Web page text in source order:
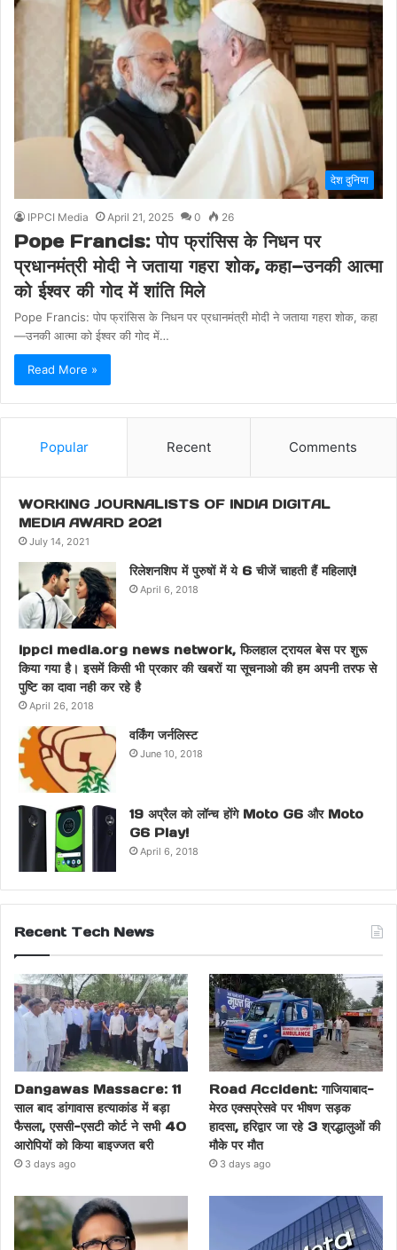
देश दुनिया
IPPCI Media April 21, 2025 0 26
Pope Francis: पोप फ्रांसिस के निधन पर
प्रधानमंत्री मोदी ने जताया गहरा शोक, कहा—उनकी आत्मा
को ईश्वर की गोद में शांति मिले
Pope Francis: पोप फ्रांसिस के निधन पर प्रधानमंत्री मोदी ने जताया गहरा शोक, कहा
—उनकी आत्मा को ईश्वर की गोद में…
Read More »
Popular Recent Comments
WORKING JOURNALISTS OF INDIA DIGITAL
MEDIA AWARD 2021
July 14, 2021
रिलेशनशिप में पुरुषों में ये 6 चीजें चाहती हैं महिलाएं!
April 6, 2018
ippci media.org news network, फिलहाल ट्रायल बेस पर शुरू
किया गया है। इसमें किसी भी प्रकार की खबरों या सूचनाओ की हम अपनी तरफ से
पुष्टि का दावा नही कर रहे है
April 26, 2018
वर्किंग जर्नलिस्ट
June 10, 2018
19 अप्रैल को लॉन्च होंगे Moto G6 और Moto
G6 Play!
April 6, 2018
Recent Tech News
Dangawas Massacre: 11
साल बाद डांगावास हत्याकांड में बड़ा
फैसला, एससी-एसटी कोर्ट ने सभी 40
आरोपियों को किया बाइज्जत बरी
3 days ago
Road Accident: गाजियाबाद-
मेरठ एक्सप्रेसवे पर भीषण सड़क
हादसा, हरिद्वार जा रहे 3 श्रद्धालुओं की
मौके पर मौत
3 days ago